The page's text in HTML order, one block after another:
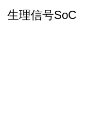
生理信号SoC